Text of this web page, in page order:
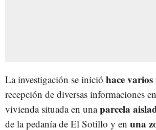
La investigación se inició hace varios
recepción de diversas informaciones
vivienda situada en unaparcela
de la pedanía de El Sotillo y en una